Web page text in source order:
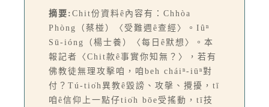
摘要: Chit份資料ê內容有：Chhòa
Phòng（蔡椪）〈受難週ê查經〉。Iûⁿ
Sū-ióng（楊士養）〈每日ê默想〉。本
報記者〈Chit款ê事實你知無？〉，若有
佛教徒無理攻擊咱，咱beh cháiⁿ-iūⁿ對
付？Tú-tio̍h異教ê毀謗、攻撀、攪擾，tī
咱ê信仰上一點仔tio̍h bōe受搖動，tī技